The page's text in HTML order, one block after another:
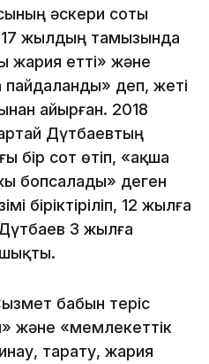
әскери соты
жылдың тамызында
жария етті» және
деп, жеті
айырған. 2018
Дүтбаевтың
бір сот өтіп, «ақша
бопсалады» деген
біріктіріліп, 12 жылға
3 жылға
бабын теріс
және «мемлекеттік
тарату, жария